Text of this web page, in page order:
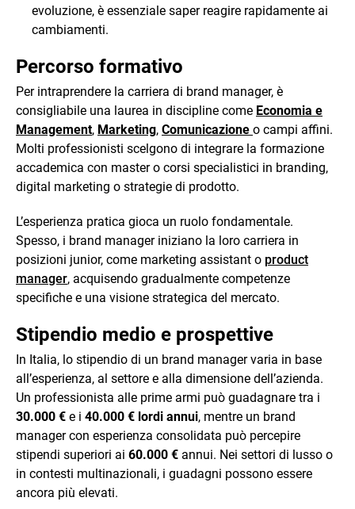
evoluzione, è essenziale saper reagire rapidamente ai
cambiamenti.
Percorso formativo
Per intraprendere la carriera di brand manager, è
consigliabile una laurea in discipline come Economia e
Management, Marketing, Comunicazione o campi affini.
Molti professionisti scelgono di integrare la formazione
accademica con master o corsi specialistici in branding,
digital marketing o strategie di prodotto.
L’esperienza pratica gioca un ruolo fondamentale.
Spesso, i brand manager iniziano la loro carriera in
posizioni junior, come marketing assistant o product
manager, acquisendo gradualmente competenze
specifiche e una visione strategica del mercato.
Stipendio medio e prospettive
In Italia, lo stipendio di un brand manager varia in base
all’esperienza, al settore e alla dimensione dell’azienda.
Un professionista alle prime armi può guadagnare tra i
30.000 € e i 40.000 € lordi annui, mentre un brand
manager con esperienza consolidata può percepire
stipendi superiori ai 60.000 € annui. Nei settori di lusso o
in contesti multinazionali, i guadagni possono essere
ancora più elevati.